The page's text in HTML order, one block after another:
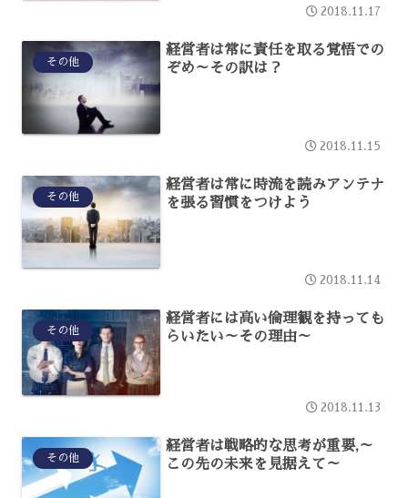
2018.11.17
その他
経営者は常に責任を取る覚悟での
ぞめ～その訳は？
2018.11.15
その他
経営者は常に時流を読みアンテナ
を張る習慣をつけよう
2018.11.14
その他
経営者には高い倫理観を持っても
らいたい～その理由～
2018.11.13
その他
経営者は戦略的な思考が重要,～
この先の未来を見据えて～